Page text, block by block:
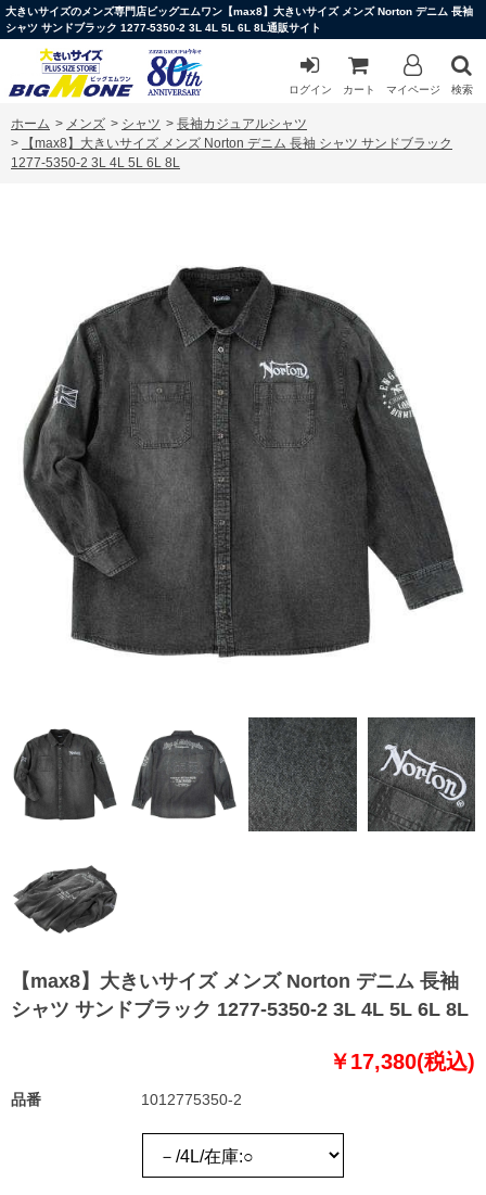
大きいサイズのメンズ専門店ビッグエムワン【max8】大きいサイズ メンズ Norton デニム 長袖
シャツ サンドブラック 1277-5350-2 3L 4L 5L 6L 8L通販サイト
ログイン カート マイページ 検索
ホーム > メンズ > シャツ > 長袖カジュアルシャツ
>
【max8】大きいサイズ メンズ Norton デニム 長袖 シャツ サンドブラック
1277-5350-2 3L 4L 5L 6L 8L
【max8】大きいサイズ メンズ Norton デニム 長袖
シャツ サンドブラック 1277-5350-2 3L 4L 5L 6L 8L
￥17,380(税込)
品番 1012775350-2